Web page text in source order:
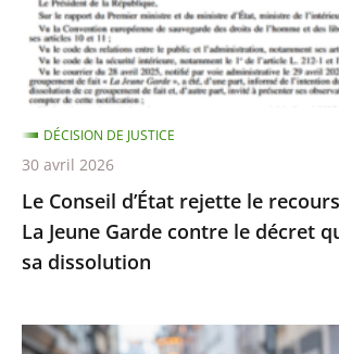
formé
par
La
Jeune
Garde
contre
le
décret
qui
sa
Le Conseil d’État rejette le
La Jeune Garde contre le décret
sa dissolution
DÉCISION DE JUSTICE
30 avril 2026
Identification